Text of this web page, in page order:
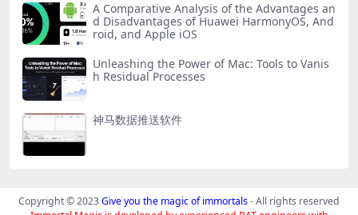
A Comparative Analysis of the Advantages an
d Disadvantages of Huawei HarmonyOS, And
roid, and Apple iOS
Unleashing the Power of Mac: Tools to Vanis
h Residual Processes
神马数据推送软件
Copyright © 2023Give you the magic of immortals- All rights reserved